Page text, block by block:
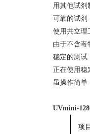
用其他试剂
可靠的试剂
使用共立理
由于不含毒
稳定的测试
正在使用稳
虽操作简单
UVmini-
项